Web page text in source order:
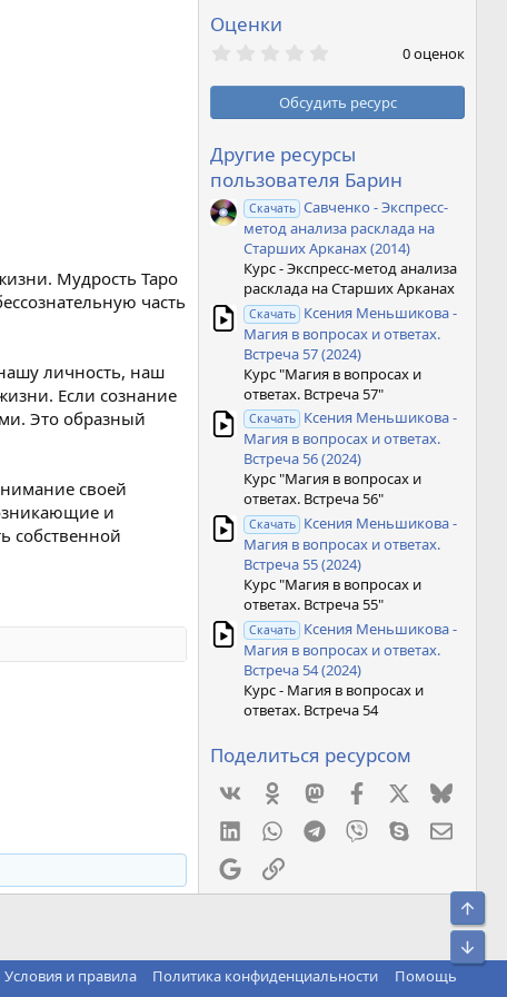
Мудрость Таро
часть
личность, наш
Если сознание
Это образный
своей
и
собственной
Оценки
0
0
з
ё
з
д
0 оценок
Обсудить ресурс
Другие ресурсы
пользователя Барин
Скачать Савченко - Экспресс-
метод анализа расклада на
Старших Арканах (2014)
Курс - Экспресс-метод анализа
расклада на Старших Арканах
Скачать Ксения Меньшикова -
Магия в вопросах и ответах.
Встреча 57 (2024)
Курс "Магия в вопросах и
ответах. Встреча 57"
Скачать Ксения Меньшикова -
Магия в вопросах и ответах.
Встреча 56 (2024)
Курс "Магия в вопросах и
ответах. Встреча 56"
Скачать Ксения Меньшикова -
Магия в вопросах и ответах.
Встреча 55 (2024)
Курс "Магия в вопросах и
ответах. Встреча 55"
Скачать Ксения Меньшикова -
Магия в вопросах и ответах.
Встреча 54 (2024)
Курс - Магия в вопросах и
ответах. Встреча 54
Поделиться ресурсом
VkontakteOdnoklassniki
MastodonFacebook
LinkedInWhatsAppTelegram
Viber Skype
GoogleСсылка
Условия и правила Политика конфиденциальности Помощь